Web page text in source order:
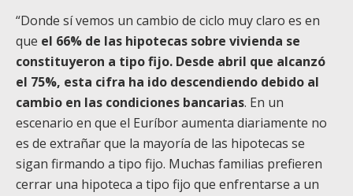
“Donde sí vemos un cambio de ciclo muy claro es en
que el 66% de las hipotecas sobre vivienda se
constituyeron a tipo fijo. Desde abril que alcanzó
el 75%, esta cifra ha ido descendiendo debido al
cambio en las condiciones bancarias. En un
escenario en que el Euríbor aumenta diariamente no
es de extrañar que la mayoría de las hipotecas se
sigan firmando a tipo fijo. Muchas familias prefieren
cerrar una hipoteca a tipo fijo que enfrentarse a un